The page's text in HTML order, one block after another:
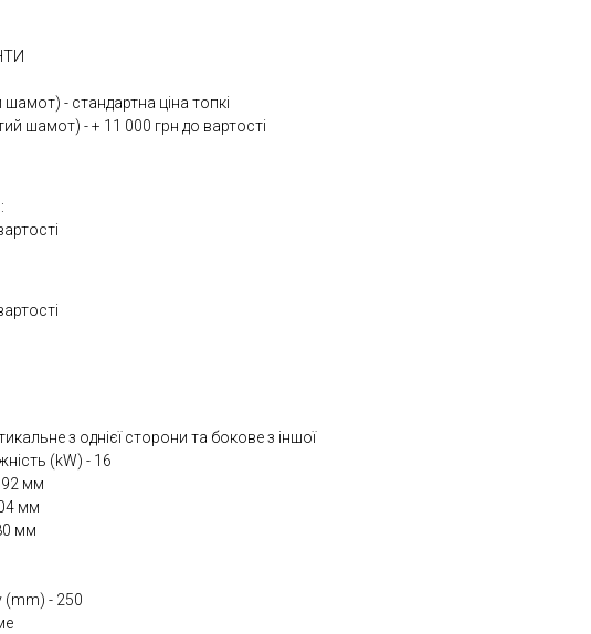
- стандартна ціна топкі
шамот) - + 11 000 грн до вартості
з однієї сторони та бокове з іншої
(kW) - 16
мм
мм
мм
(mm) - 250